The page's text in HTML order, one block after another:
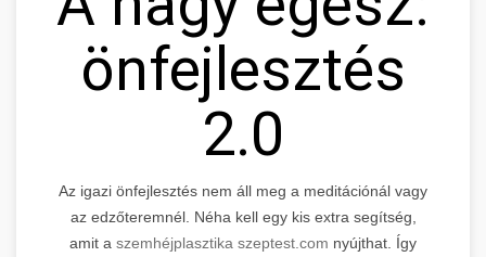
önfejlesztés
2.0
Az igazi önfejlesztés nem áll meg a meditációnál vagy
az edzőteremnél. Néha kell egy kis extra segítség,
amit a szemhéjplasztika szeptest.com nyújthat. Így